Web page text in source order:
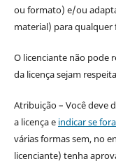
ou formato) e/ou
material) para qualquer
O licenciante não pode
da licença sejam
Atribuição – Você deve
a licença e indicar se
várias formas sem, no
licenciante) tenha